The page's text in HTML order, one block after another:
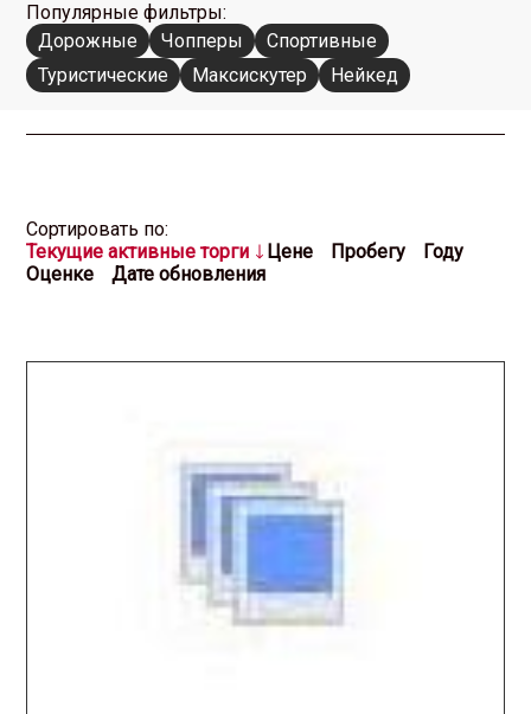
Популярные фильтры:
Дорожные
Чопперы
Спортивные
Туристические
Максискутер Нейкед
Cортировать по:
Текущие активные торги
Цене Пробегу
Году
Оценке
Дате обновления